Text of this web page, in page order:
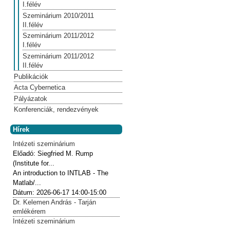
I.félév
Szeminárium 2010/2011
II.félév
Szeminárium 2011/2012
I.félév
Szeminárium 2011/2012
II.félév
Publikációk
Acta Cybernetica
Pályázatok
Konferenciák, rendezvények
Hírek
Intézeti szeminárium
Előadó:Siegfried M. Rump
(Institute for...
An introduction to INTLAB - The
Matlab/...
Dátum: 2026-06-17 14:00-15:00
Dr. Kelemen András - Tarján
emlékérem
Intézeti szeminárium